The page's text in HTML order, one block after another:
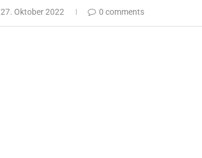
27. Oktober 2022 0 comments